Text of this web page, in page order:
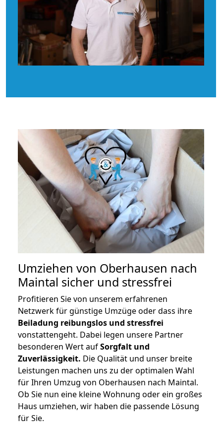
Umziehen von Oberhausen nach
Maintal sicher und stressfrei
Profitieren Sie von unserem erfahrenen
Netzwerk für günstige Umzüge oder dass ihre
Beiladung reibungslos und stressfrei
vonstattengeht. Dabei legen unsere Partner
besonderen Wert aufSorgfalt und
Zuverlässigkeit. Die Qualität und unser breite
Leistungen machen uns zu der optimalen Wahl
für Ihren Umzug von Oberhausen nach Maintal.
Ob Sie nun eine kleine Wohnung oder ein großes
Haus umziehen, wir haben die passende Lösung
für Sie.